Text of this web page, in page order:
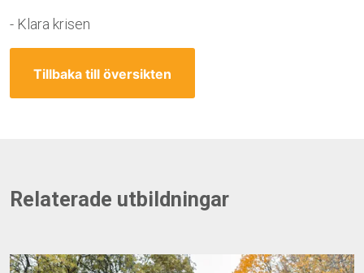
- Klara krisen
Tillbaka till översikten
Relaterade utbildningar